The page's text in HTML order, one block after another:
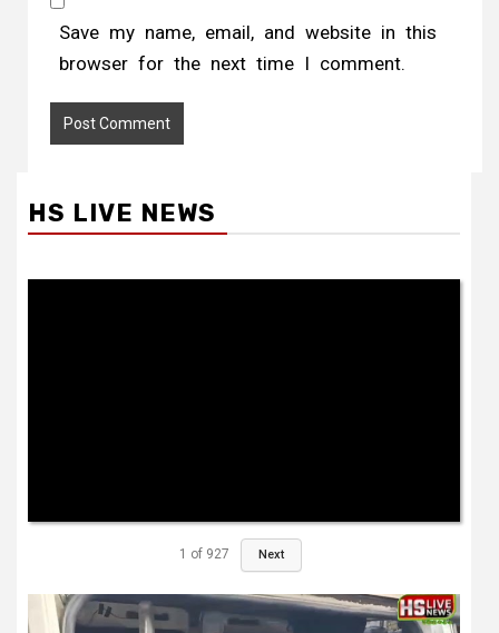
Save my name, email, and website in this
browser for the next time I comment.
HS LIVE NEWS
1 of 927 Next